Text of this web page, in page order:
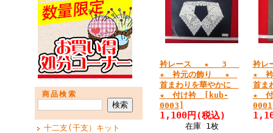
商品検索
十二支(干支）キット
衿レース ★ 3
★ 衿元の飾り ★
首まわりを華やかに
★ 付け衿 [kub-
0003]
1,100円 (税込)
在庫 1枚
衿
★
首ま
★